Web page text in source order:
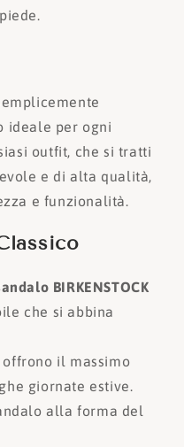
ideale per ogni
outfit, che si tratti
e di alta qualità,
e funzionalità.
BIRKENSTOCK
che si abbina
il massimo
giornate estive.
alla forma del